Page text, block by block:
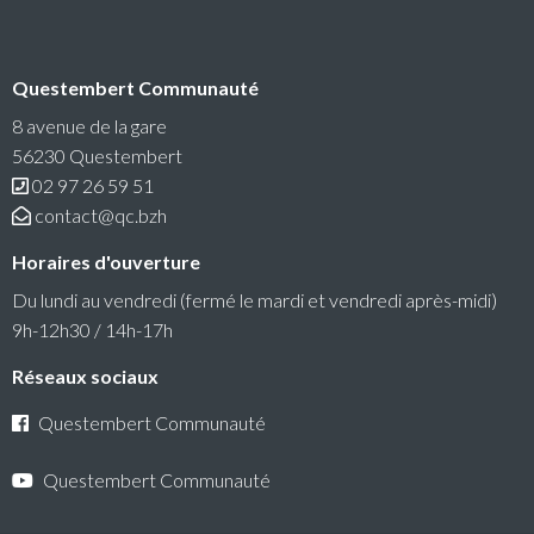
RéColTE : Appel à projets citoyen pour les
transitions et l’environnement
Questembert Communauté lance un 3e appel à projets
auquel peuvent candidater les associations du territoire.
Questembert Communauté
8 avenue de la gare
56230 Questembert
02 97 26 59 51
contact@qc.bzh
Horaires d'ouverture
Du lundi au vendredi (fermé le mardi et vendredi après-midi)
9h-12h30 / 14h-17h
Réseaux sociaux
Questembert Communauté
Questembert Communauté